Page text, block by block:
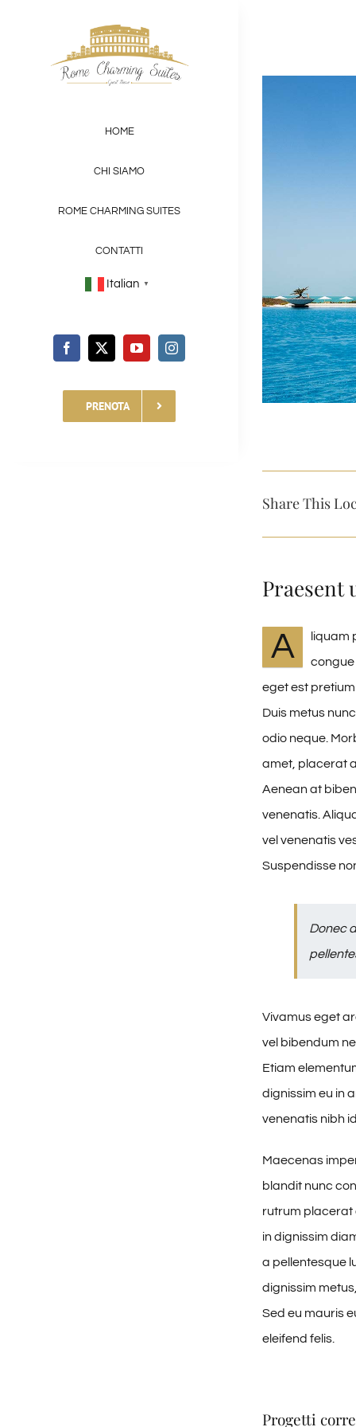
contenuto
HOME
CHI SIAMO
ROME CHARMING SUITES
CONTATTI
Italian ▼
PRENOTA
Share This
Praesent
A
liquam
congue
eget est
Duis metus
odio neque.
amet, placerat
Aenean at
venenatis.
vel venenatis
Suspendisse
Donec
Vivamus eget
vel bibendum
Etiam
dignissim eu in
venenatis nibh
Maecenas
blandit nunc
rutrum placerat
in dignissim
a pellentesque
dignissim
Sed eu mauris
eleifend felis.
Progetti